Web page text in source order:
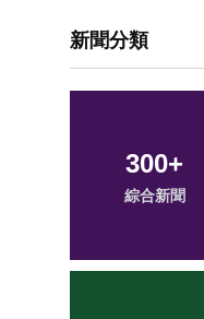
新聞分類
300+
綜合新聞
167+
社會